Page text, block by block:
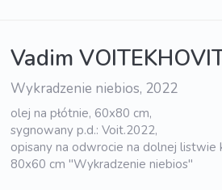
Vadim
Wykradzenie niebios, 2022
olej na płótnie, 60x80 cm,
sygnowany p.d.: Voit.2022,
opisany na odwrocie na dolnej listwie
80x60 cm "Wykradzenie niebios"